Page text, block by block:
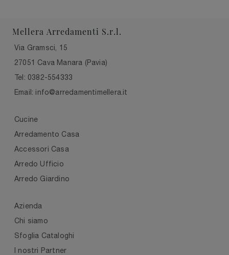
Mellera Arredamenti S.r.l.
Via Gramsci, 15
27051 Cava Manara (Pavia)
Tel: 0382-554333
Email: info@arredamentimellera.it
Cucine
Arredamento Casa
Accessori Casa
Arredo Ufficio
Arredo Giardino
Azienda
Chi siamo
Sfoglia Cataloghi
I nostri Partner